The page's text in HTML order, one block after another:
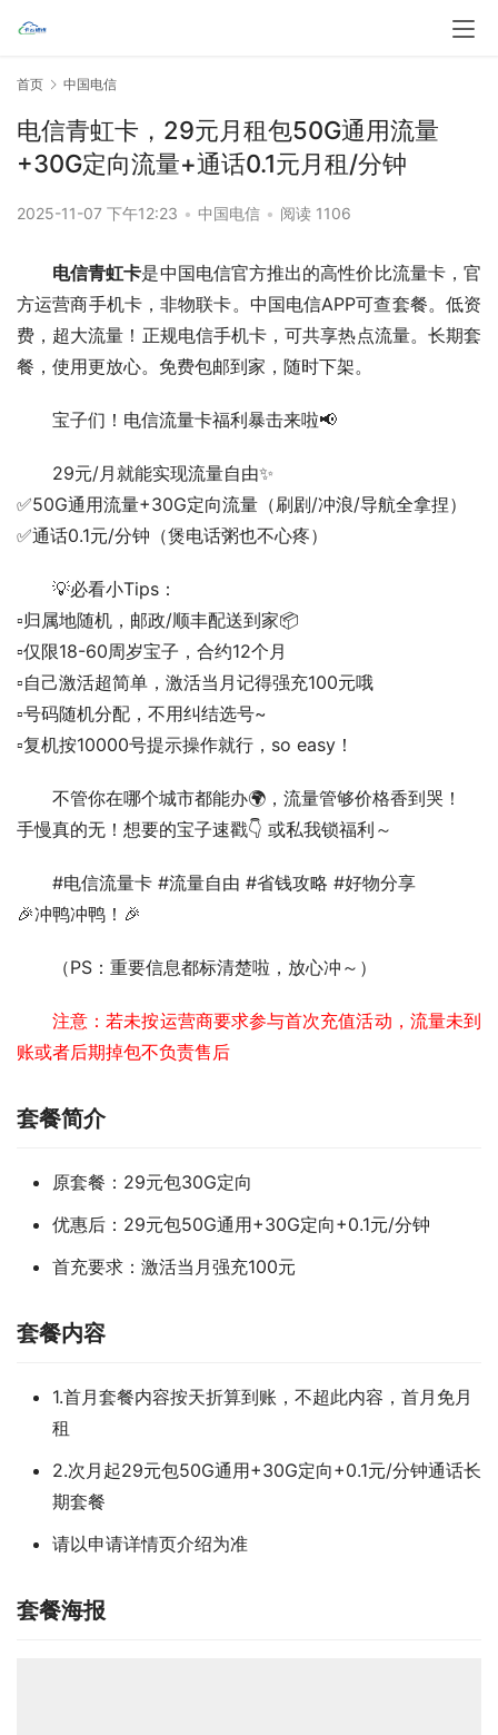
首页 中国电信
电信青虹卡，29元月租包50G通用流量
+30G定向流量+通话0.1元月租/分钟
2025-11-07 下午12:23 • 中国电信 • 阅读 1106
电信青虹卡是中国电信官方推出的高性价比流量卡，官
方运营商手机卡，非物联卡。中国电信APP可查套餐。低资
费，超大流量！正规电信手机卡，可共享热点流量。长期套
餐，使用更放心。免费包邮到家，随时下架。
宝子们！电信流量卡福利暴击来啦📢
29元/月就能实现流量自由✨
✅50G通用流量+30G定向流量（刷剧/冲浪/导航全拿捏）
✅通话0.1元/分钟（煲电话粥也不心疼）
💡必看小Tips：
▫️归属地随机，邮政/顺丰配送到家📦
▫️仅限18-60周岁宝子，合约12个月
▫️自己激活超简单，激活当月记得强充100元哦
▫️号码随机分配，不用纠结选号~
▫️复机按10000号提示操作就行，so easy！
不管你在哪个城市都能办🌍，流量管够价格香到哭！
手慢真的无！想要的宝子速戳👇 或私我锁福利～
#电信流量卡 #流量自由 #省钱攻略 #好物分享
🎉冲鸭冲鸭！🎉
（PS：重要信息都标清楚啦，放心冲～）
注意：若未按运营商要求参与首次充值活动，流量未到
账或者后期掉包不负责售后
套餐简介
原套餐：29元包30G定向
优惠后：29元包50G通用+30G定向+0.1元/分钟
首充要求：激活当月强充100元
套餐内容
1.首月套餐内容按天折算到账，不超此内容，首月免月
租
2.次月起29元包50G通用+30G定向+0.1元/分钟通话长
期套餐
请以申请详情页介绍为准
套餐海报